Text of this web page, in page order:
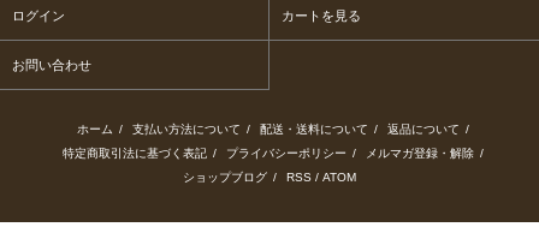
ログイン カートを見る
お問い合わせ
ホーム / 支払い方法について / 配送・送料について / 返品について /
特定商取引法に基づく表記 / プライバシーポリシー / メルマガ登録・解除 /
ショップブログ / RSS / ATOM